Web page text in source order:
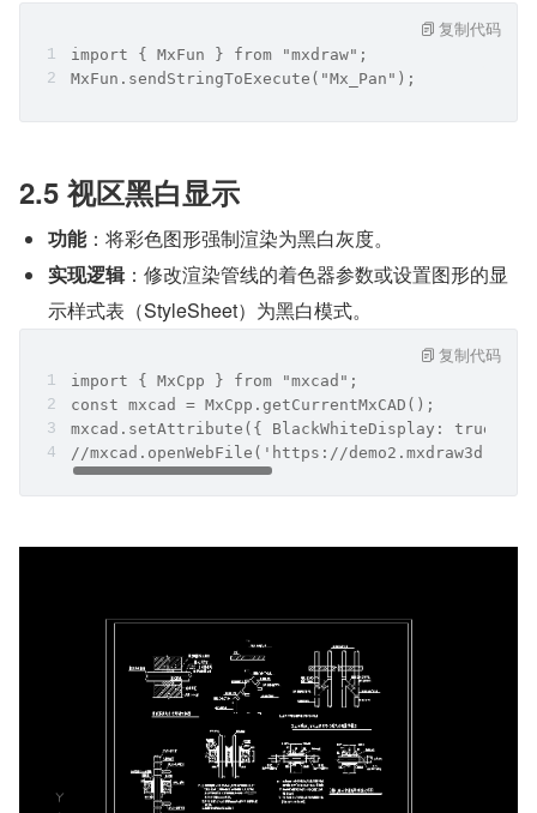
import { MxFun } from "mxdraw";
MxFun.sendStringToExecute("Mx_Pan");
复制代码
2.5 视区黑白显示
功能：将彩色图形强制渲染为黑白灰度。
实现逻辑：修改渲染管线的着色器参数或设置图形的显
示样式表（StyleSheet）为黑白模式。
import { MxCpp } from "mxcad";
const mxcad = MxCpp.getCurrentMxCAD();
mxcad.setAttribute({ BlackWhiteDisplay: true });
//mxcad.openWebFile('https://
复制代码